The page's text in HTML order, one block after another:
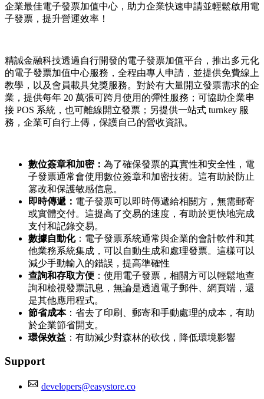
企業最佳電子發票加值中心，助力企業快速申請並輕鬆啟用電
子發票，提升營運效率！
精誠金融科技透過自行開發的電子發票加值平台，推出多元化
的電子發票加值中心服務，全程由專人申請，並提供免費線上
教學，以及會員載具兌獎服務。對於有大量開立發票需求的企
業，提供每年 20 萬張可跨月使用的彈性服務；可協助企業串
接 POS 系統，也可離線開立發票；另提供一站式 turnkey 服
務，企業可自行上傳，保護自己的營收資訊。
數位簽章和加密： 為了確保發票的真實性和安全性，電
子發票通常會使用數位簽章和加密技術。這有助於防止
篡改和保護敏感信息。
即時傳遞： 電子發票可以即時傳遞給相關方，無需郵寄
或實體交付。這提高了交易的速度，有助於更快地完成
支付和記錄交易。
數據自動化：電子發票系統通常與企業的會計軟件和其
他業務系統集成，可以自動生成和處理發票。這樣可以
減少手動輸入的錯誤，提高準確性
查詢和存取方便 ：使用電子發票，相關方可以輕鬆地查
詢和檢視發票訊息，無論是透過電子郵件、網頁端，還
是其他應用程式。
節省成本：省去了印刷、郵寄和手動處理的成本，有助
於企業節省開支。
環保效益 ：有助減少對森林的砍伐，降低環境影響
Support
developers@easystore.co